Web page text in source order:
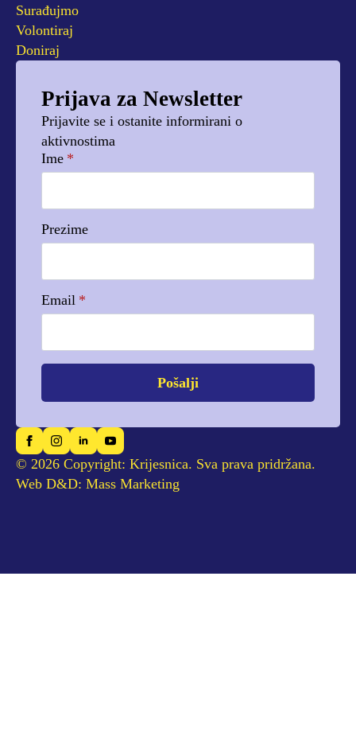
Surađujmo
Volontiraj
Doniraj
Prijava za Newsletter
Prijavite se i ostanite informirani o
aktivnostima
Ime *
Prezime
Email *
Pošalji
© 2026 Copyright: Krijesnica. Sva prava pridržana.
Web D&D: Mass Marketing